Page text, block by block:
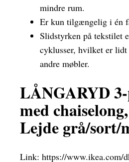
mindre rum.
Er kun tilgængelig i én
Slidstyrken på tekstilet
cyklusser, hvilket er lidt
andre møbler.
LÅNGARYD
med
Lejde grå/sort/
Link: https://www.ikea.com/